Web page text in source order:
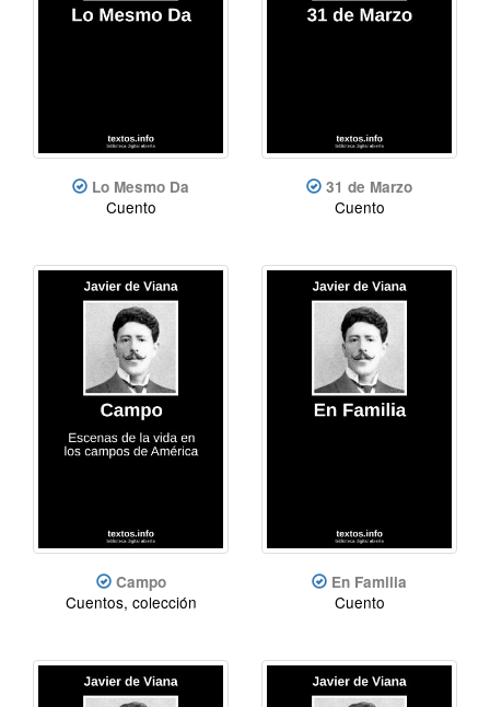
Lo Mesmo Da
Cuento
31 de Marzo
Cuento
Campo
Cuentos, colección
En Familia
Cuento